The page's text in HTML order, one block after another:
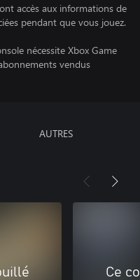
accès aux informations de
pendant que vous jouez.
nécessite Xbox Game
vendus
AUTRES
Ce